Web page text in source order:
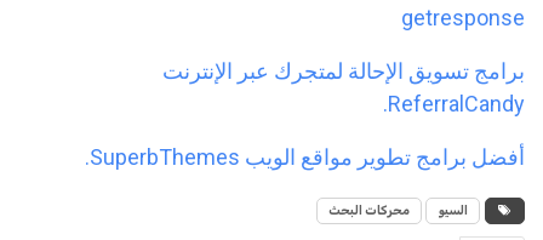
getresponse
برامج تسويق الإحالة لمتجرك عبر الإنترنت
ReferralCandy.
أفضل برامج تطوير مواقع الويب SuperbThemes.
السيو محركات البحث